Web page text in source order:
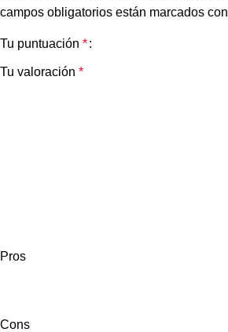
campos obligatorios están marcados con
Tu puntuación *
Tu valoración *
Pros
Cons